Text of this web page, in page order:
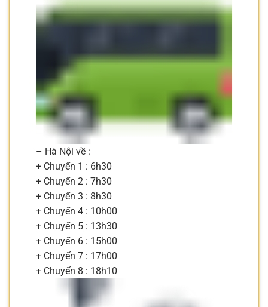
– Hà Nội về :
+ Chuyến 1 : 6h30
+ Chuyến 2 : 7h30
+ Chuyến 3 : 8h30
+ Chuyến 4 : 10h00
+ Chuyến 5 : 13h30
+ Chuyến 6 : 15h00
+ Chuyến 7 : 17h00
+ Chuyến 8 : 18h10